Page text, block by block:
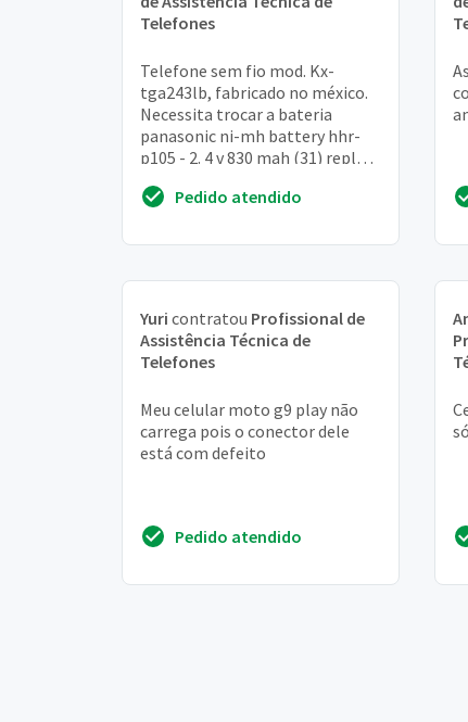
Telefones
Telefone sem fio mod. Kx-
tga243lb, fabricado no méxico.
Necessita trocar a bateria
panasonic ni-mh battery hhr-
p105 - 2. 4 v 830 mah (31) replace
Pedido atendido
Yuri contratou Profissional de
Assistência Técnica de
Telefones
Meu celular moto g9 play não
carrega pois o conector dele
está com defeito
Pedido atendido